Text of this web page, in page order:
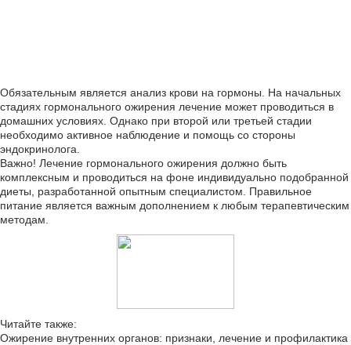
Обязательным является анализ крови на гормоны. На начальных
стадиях гормонального ожирения лечение может проводиться в
домашних условиях. Однако при второй или третьей стадии
необходимо активное наблюдение и помощь со стороны
эндокринолога.
Важно! Лечение гормонального ожирения должно быть
комплексным и проводиться на фоне индивидуально подобранной
диеты, разработанной опытным специалистом. Правильное
питание является важным дополнением к любым терапевтическим
методам.
Читайте также:
Ожирение внутренних органов: признаки, лечение и профилактика